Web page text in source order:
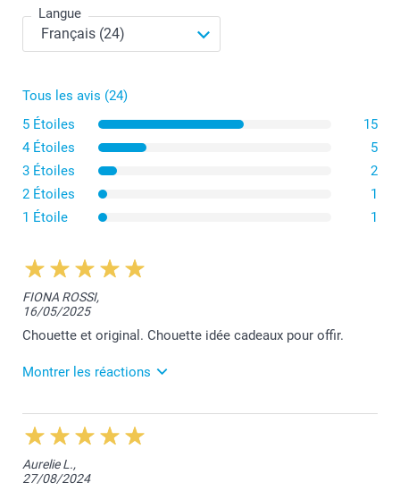
Langue
Tous les avis (24)
5 Étoiles
15
4 Étoiles
5
3 Étoiles
2
2 Étoiles
1
1 Étoile
1
FIONA ROSSI,
16/05/2025
Chouette et original. Chouette idée cadeaux pour offir.
Montrer les réactions
21/05/2025
09:34
Merci pour votre retour de satisfaction, Fiona!
Belle journée à vous,
Lucie@smartphoto
Aurelie L.,
27/08/2024